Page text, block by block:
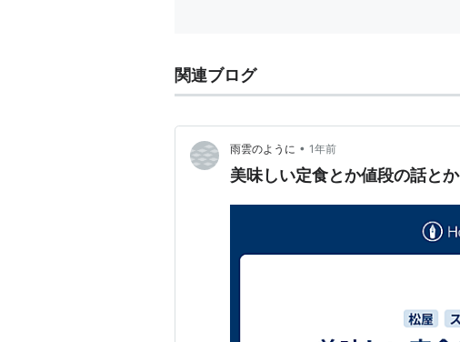
関連ブログ
雨雲のように • 1年前
美味しい定食とか値段の話とか